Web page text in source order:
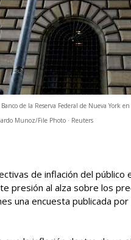
de la Reserva Federal de Nueva York
Munoz/File Photo · Reuters
de inflación del público
presión al alza sobre los
una encuesta publicada